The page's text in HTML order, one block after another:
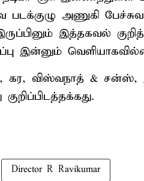
படக்குழு அணுகி
இத்தகவல்
இன்னும்
கர, விஸ்வநாத் & சன்ஸ்,
Director R Ravikumar